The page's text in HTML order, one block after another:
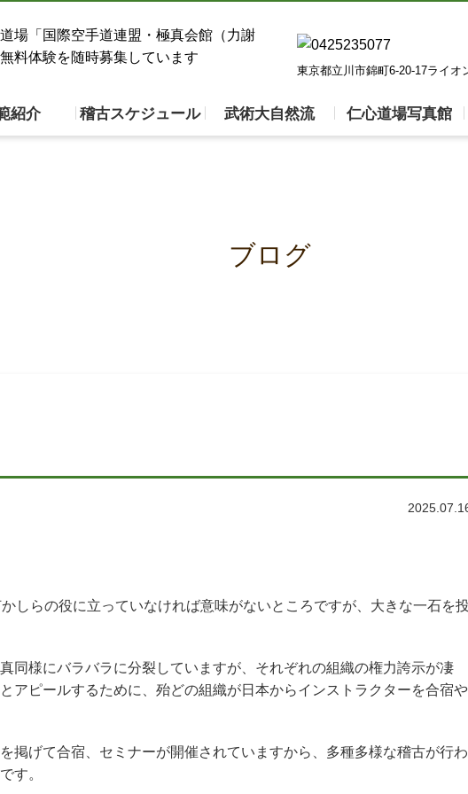
東京都立川市錦町6-20-17ライオ
紹介 稽古スケジュール 武術大自然流 仁心道場写真館
ブログ
かしらの役に立っていなければ意味がないところですが、大きな一石を投
同様にバラバラに分裂していますが、それぞれの組織の権力誇示が凄
アピールするために、殆どの組織が日本からインストラクターを合宿や
掲げて合宿、セミナーが開催されていますから、多種多様な稽古が行わ
す。